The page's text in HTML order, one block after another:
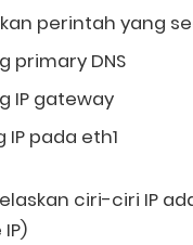
perintah yang
primary DNS
IP gateway
pada eth1
ciri-ciri IP